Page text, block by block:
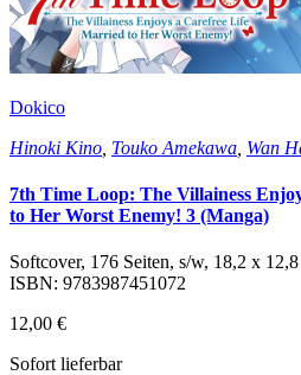
Dokico
Hinoki Kino Touko Amekawa Wan
7th Time Loop: The Villainess
to Her Worst Enemy! 3 (Manga)
Softcover, 176 Seiten, s/w, 18,2 x
ISBN: 9783987451072
12,00 €
Sofort lieferbar